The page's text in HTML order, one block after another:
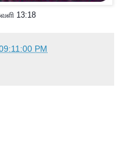
13:18
PM